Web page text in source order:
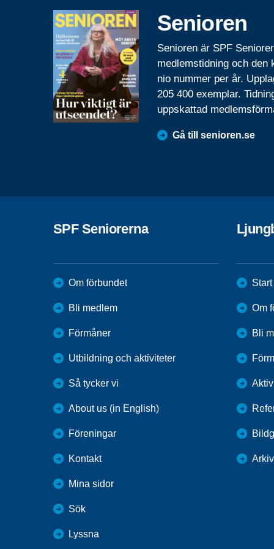
Senioren
Senioren är SPF
medlemstidning och den
nio nummer per år.
205 400 exemplar.
uppskattad
Gå till senioren.se
SPF Seniorerna
Om förbundet
Bli medlem
Förmåner
Utbildning och aktiviteter
Så tycker vi
About us (in English)
Föreningar
Kontakt
Mina sidor
Sök
Lyssna
Start
Om
Bli
Arkiv